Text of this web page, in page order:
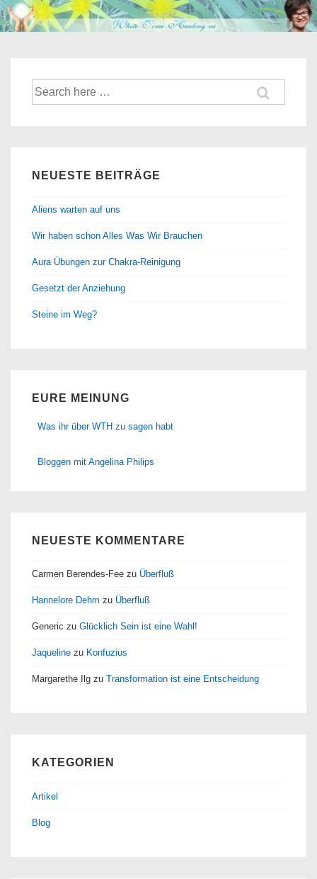
↓
Zum
Suche
nach:
NEUESTE BEITRÄGE
Aliens warten auf uns
Wir haben schon Alles Was Wir Brauchen
Aura Übungen zur Chakra-Reinigung
Gesetzt der Anziehung
Steine im Weg?
EURE MEINUNG
Was ihr über WTH zu sagen habt
Bloggen mit Angelina Philips
NEUESTE KOMMENTARE
Carmen Berendes-Fee zu Überfluß
Hannelore Dehm zu Überfluß
Generic zu Glücklich Sein ist eine Wahl!
Jaqueline zu Konfuzius
Margarethe Ilg zu Transformation ist eine Entscheidung
KATEGORIEN
Artikel
Blog